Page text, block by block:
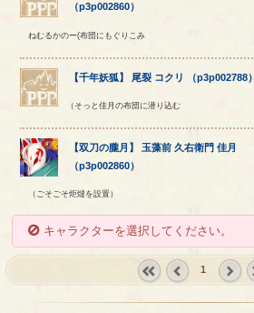
（p3p002860）
ねむるかのー(布団にもぐりこみ
【千年妖狐】 尾裂 コクリ （p3p002788）
（そっと佳月の布団に潜り込む
【双刀の朧月 】玉藻前 久右衛門 佳月
（p3p002860）
（ごそごそ炬燵を設置）
キャラクターを選択してください。
1